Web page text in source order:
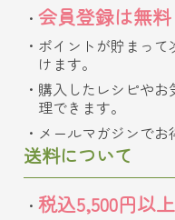
会員登録は無料
ポイントが貯まっ
けます。
購入したレシピや
理できます。
メールマガジンでお
送料について
税込5,500円以